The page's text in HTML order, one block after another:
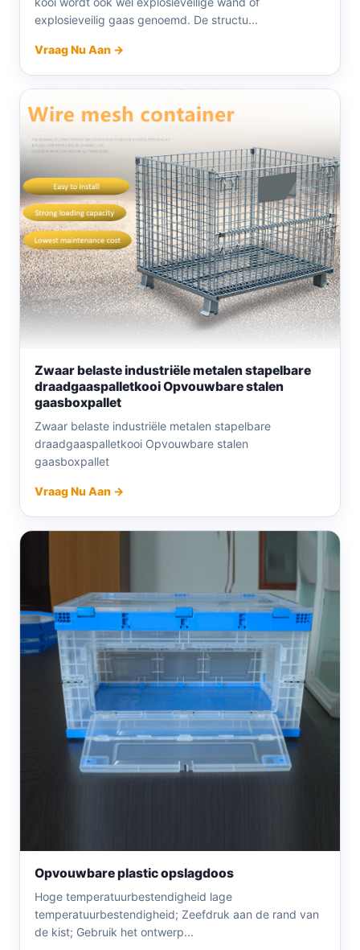
explosieveilig gaas genoemd. De structu...
Vraag Nu Aan →
Zwaar belaste industriële metalen stapelbare
draadgaaspalletkooi Opvouwbare stalen
gaasboxpallet
Zwaar belaste industriële metalen stapelbare
draadgaaspalletkooi Opvouwbare stalen
gaasboxpallet
Vraag Nu Aan →
Opvouwbare plastic opslagdoos
Hoge temperatuurbestendigheid lage
temperatuurbestendigheid; Zeefdruk aan de rand van
de kist; Gebruik het ontwerp...